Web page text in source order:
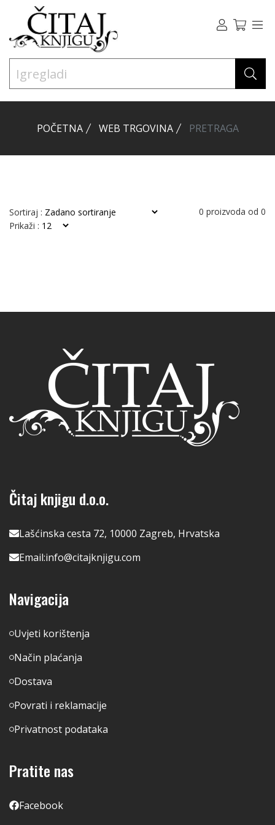
POČETNA WEB TRGOVINA PRETRAGA
Sortiraj : 0 proizvoda od 0
Prikaži :
Čitaj knjigu d.o.o.
Lašćinska cesta 72, 10000 Zagreb, Hrvatska
Email:info@citajknjigu.com
Navigacija
Uvjeti korištenja
Način plaćanja
Dostava
Povrati i reklamacije
Privatnost podataka
Pratite nas
Facebook